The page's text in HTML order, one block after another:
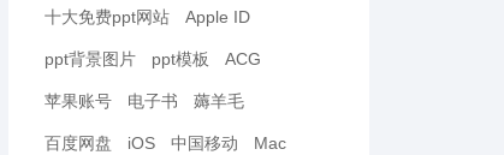
十大免费ppt网站 Apple ID
ppt背景图片 ppt模板 ACG
苹果账号 电子书 薅羊毛
百度网盘 iOS 中国移动 Mac